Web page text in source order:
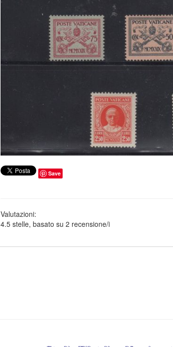
Save
Valutazioni:
4.5stelle, basato su 2 recensione/i